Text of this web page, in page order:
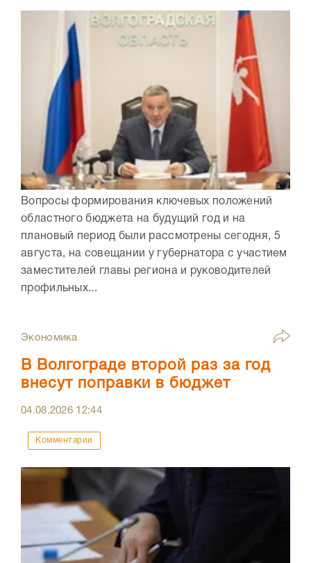
Вопросы формирования ключевых положений
областного бюджета на будущий год и на
плановый период были рассмотрены сегодня, 5
августа, на совещании у губернатора с участием
заместителей главы региона и руководителей
профильных...
Экономика
В Волгограде второй раз за год
внесут поправки в бюджет
04.08.2026 12:44
Комментарии